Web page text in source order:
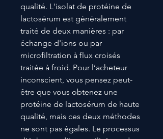
qualité. L'isolat de protéine de
lactosérum est généralement
traité de deux manières : par
échange d'ions ou par
microfiltration à flux croisés
traitée à froid. Pour l’acheteur
inconscient, vous pensez peut-
être que vous obtenez une
protéine de lactosérum de haute
qualité, mais ces deux méthodes
ne sont pas égales. Le processus